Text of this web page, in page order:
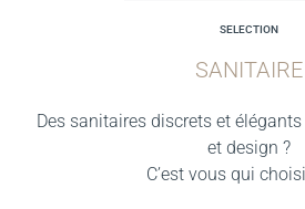
SELECTION
SANITAIRE
Des sanitaires discrets et
et design ?
C’est vous qui